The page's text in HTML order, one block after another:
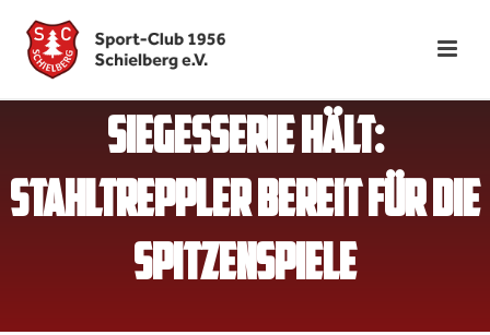
SIEGESSERIE HÄLT:
STAHLTREPPLER BEREIT FÜR DIE
SPITZENSPIELE